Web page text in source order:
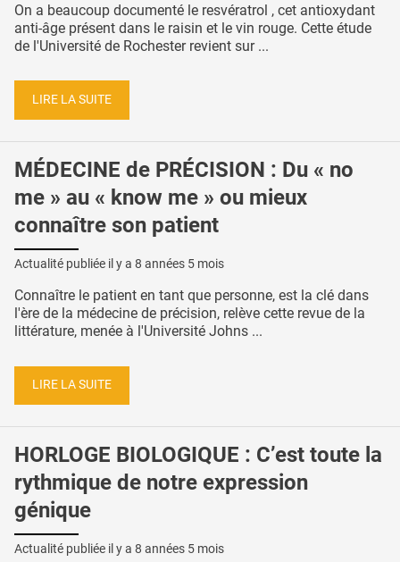
On a beaucoup documenté le resvératrol , cet antioxydant
anti-âge présent dans le raisin et le vin rouge. Cette étude
de l'Université de Rochester revient sur ...
LIRE LA SUITE
MÉDECINE de PRÉCISION : Du « no
me » au « know me » ou mieux
connaître son patient
Actualité publiée il y a 8 années 5 mois
Connaître le patient en tant que personne, est la clé dans
l'ère de la médecine de précision, relève cette revue de la
littérature, menée à l'Université Johns ...
LIRE LA SUITE
HORLOGE BIOLOGIQUE : C’est toute la
rythmique de notre expression
génique
Actualité publiée il y a 8 années 5 mois